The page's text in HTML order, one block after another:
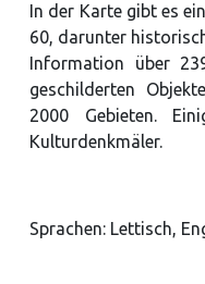
In der Karte gibt es
60, darunter
Information über
geschilderten
2000 Gebieten.
Kulturdenkmäler.
Sprachen: Lettisch,